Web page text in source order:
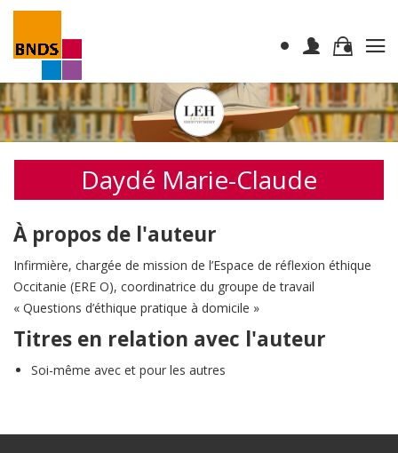
Daydé Marie-Claude
À propos de l'auteur
Infirmière, chargée de mission de l’Espace de réflexion éthique
Occitanie (ERE O), coordinatrice du groupe de travail
« Questions d’éthique pratique à domicile »
Titres en relation avec l'auteur
Soi-même avec et pour les autres